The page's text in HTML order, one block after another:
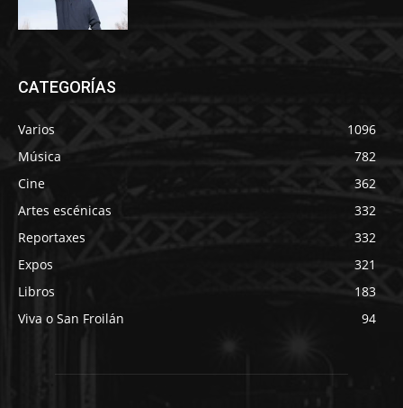
CATEGORÍAS
Varios
1096
Música
782
Cine
362
Artes escénicas
332
Reportaxes
332
Expos
321
Libros
183
Viva o San Froilán
94